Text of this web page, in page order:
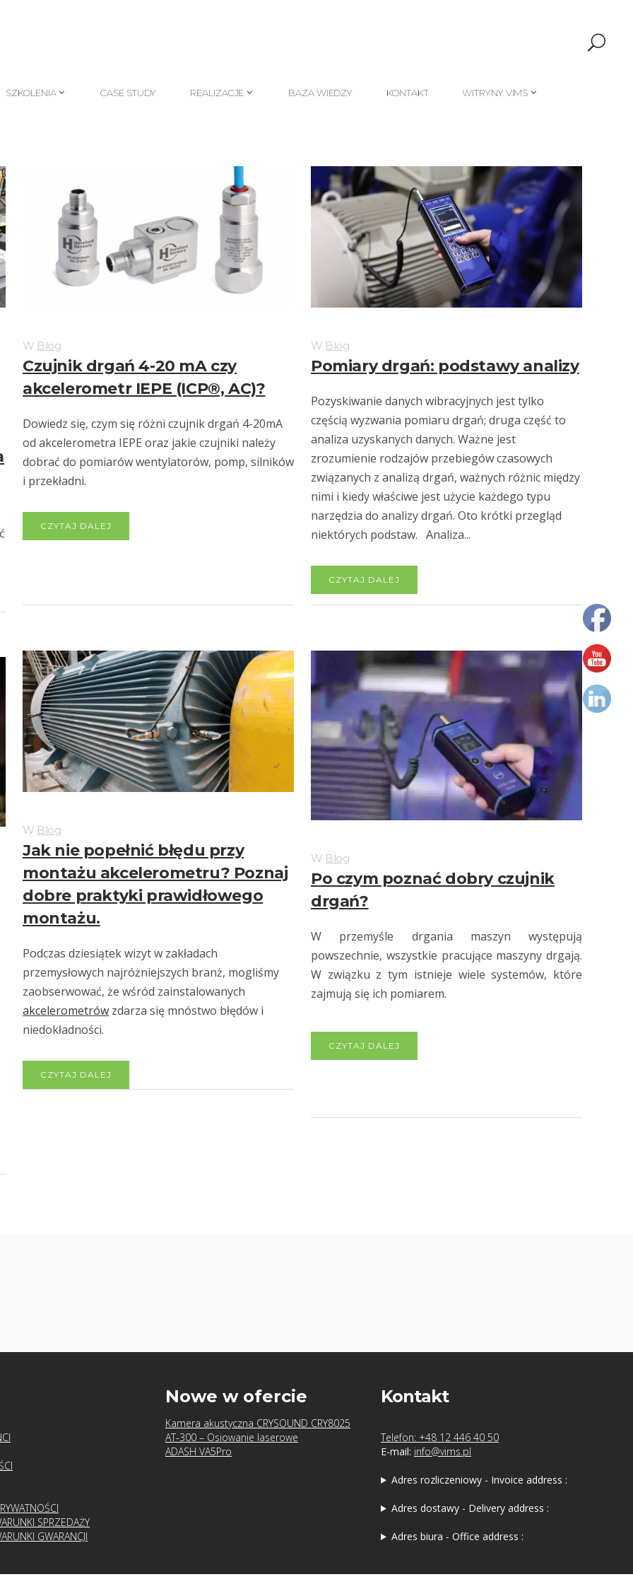
SZKOLENIA
CASE STUDY
REALIZACJE
BAZA WIEDZY
KONTAKT
WITRYNY VIMS
W Blog
Czujnik drgań 4-20 mA czy
akcelerometr IEPE (ICP®, AC)?
Dowiedz się, czym się różni czujnik drgań 4-20mA
od akcelerometra IEPE oraz jakie czujniki należy
dobrać do pomiarów wentylatorów, pomp, silników
i przekładni.
CZYTAJ DALEJ
W Blog
Pomiary drgań: podstawy analizy
Pozyskiwanie danych wibracyjnych jest tylko
częścią wyzwania pomiaru drgań; druga część to
analiza uzyskanych danych. Ważne jest
zrozumienie rodzajów przebiegów czasowych
związanych z analizą drgań, ważnych różnic między
nimi i kiedy właściwe jest użycie każdego typu
narzędzia do analizy drgań. Oto krótki przegląd
niektórych podstaw. Analiza...
CZYTAJ DALEJ
W Blog
Jak nie popełnić błędu przy
montażu akcelerometru? Poznaj
dobre praktyki prawidłowego
montażu.
Podczas dziesiątek wizyt w zakładach
przemysłowych najróżniejszych branż, mogliśmy
zaobserwować, że wśród zainstalowanych
akcelerometrów zdarza się mnóstwo błędów i
niedokładności.
CZYTAJ DALEJ
W Blog
Po czym poznać dobry czujnik
drgań?
W przemyśle drgania maszyn występują
powszechnie, wszystkie pracujące maszyny drgają.
W związku z tym istnieje wiele systemów, które
zajmują się ich pomiarem.
CZYTAJ DALEJ
SPRZEDAŻY
GWARANCJI
Nowe w ofercie
Kamera akustyczna CRYSOUND CRY8025
AT-300 – Osiowanie laserowe
ADASH VA5Pro
Kontakt
Telefon: +48 12 446 40 50
E-mail: info@vims.pl
Adres rozliczeniowy - Invoice address :
Adres dostawy - Delivery address :
Adres biura - Office address :